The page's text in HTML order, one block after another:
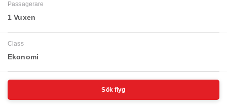
Passagerare
1 Vuxen
Class
Ekonomi
Sök flyg